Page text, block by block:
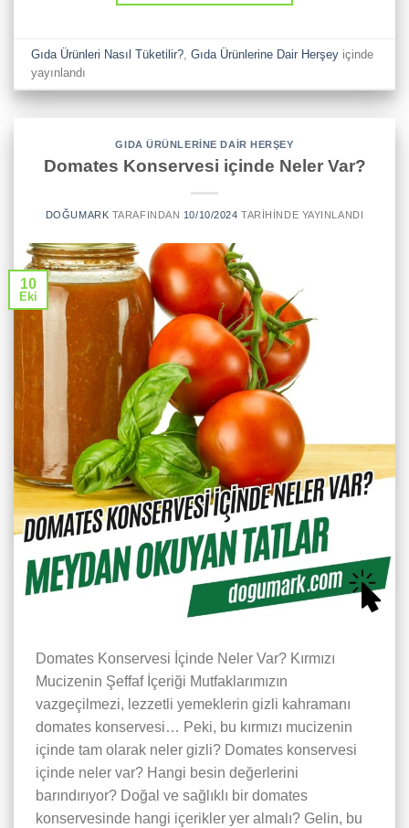
Gıda Ürünleri Nasıl Tüketilir? ,Gıda Ürünlerine Dair Herşey içinde
yayınlandı
GIDA ÜRÜNLERINE DAIR HERŞEY
Domates Konservesi içinde Neler Var?
DOĞUMARK TARAFINDAN 10/10/2024 TARIHINDE YAYINLANDI
10
Eki
Domates Konservesi İçinde Neler Var? Kırmızı
Mucizenin Şeffaf İçeriği Mutfaklarımızın
vazgeçilmezi, lezzetli yemeklerin gizli kahramanı
domates konservesi… Peki, bu kırmızı mucizenin
içinde tam olarak neler gizli? Domates konservesi
içinde neler var? Hangi besin değerlerini
barındırıyor? Doğal ve sağlıklı bir domates
konservesinde hangi içerikler yer almalı? Gelin, bu